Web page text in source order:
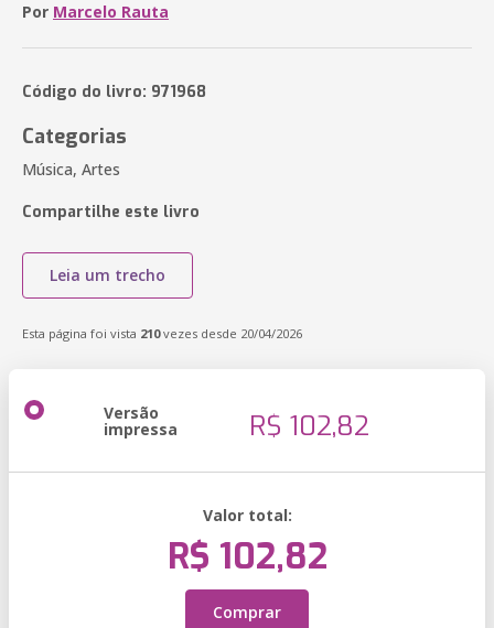
Por Marcelo Rauta
Código do livro: 971968
Categorias
Música, Artes
Compartilhe este livro
Leia um trecho
Esta página foi vista 210vezes desde 20/04/2026
Versão
impressa R$ 102,82
Valor total:
R$ 102,82
Comprar